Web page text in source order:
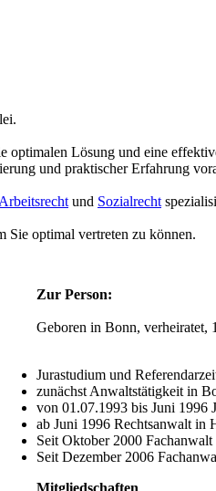
Lösung und eine
und praktischer Erfahrung
Arbeitsrecht und Sozialrecht
Sie optimal vertreten zu können.
Zur Person:
Geboren in Bonn, verheiratet,
Jurastudium und
zunächst Anwaltstätigkeit in
von 01.07.1993 bis Juni 1996
ab Juni 1996 Rechtsanwalt in
Seit Oktober 2000
Seit Dezember 2006
Mitgliedschaften